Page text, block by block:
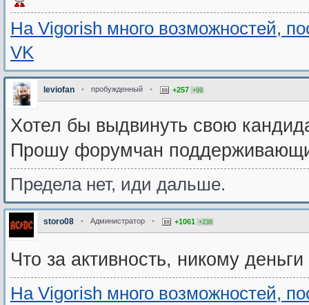
На Vigorish много возможностей,
VK
leviofan • пробужденный • +257 +99
Хотел бы выдвинуть свою
Прошу форумчан
Предела нет, иди дальше.
storo08 • Администратор • +1061 +238
Что за активность, никому
На Vigorish много возможностей,